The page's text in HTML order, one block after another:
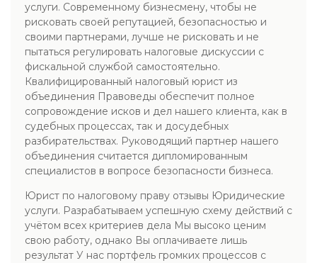
услуги. Современному бизнесмену, чтобы не
рисковать своей репутацией, безопасностью и
своими партнерами, лучше не рисковать и не
пытаться регулировать налоговые дискуссии с
фискальной службой самостоятельно.
Квалифицированный налоговый юрист из
объединения Правоведы обеспечит полное
сопровождение исков и дел нашего клиента, как в
судебных процессах, так и досудебных
разбирательствах. Руководящий партнер нашего
объединения считается дипломированным
специалистов в вопросе безопасности бизнеса.
Юрист по налоговому праву отзывы Юридические
услуги. Разрабатываем успешную схему действий с
учётом всех критериев дела Мы высоко ценим
свою работу, однако Вы оплачиваете лишь
результат У нас портфель громких процессов с